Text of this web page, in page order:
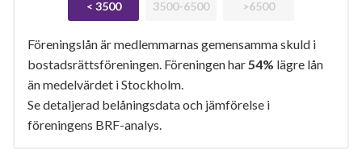
< 3500 3500-6500 >6500
Föreningslån är medlemmarnas gemensamma skuld i
bostadsrättsföreningen. Föreningen har54% lägre lån
än medelvärdet i Stockholm.
Se detaljerad belåningsdata och jämförelse i
föreningens BRF-analys.